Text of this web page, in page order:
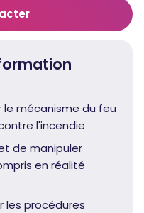
le mécanisme du feu
l'incendie
de manipuler
en réalité
les procédures